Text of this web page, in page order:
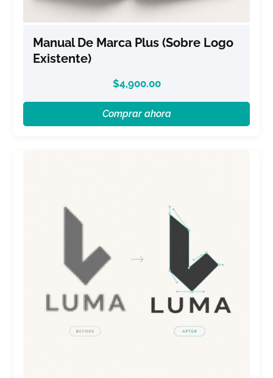
Manual De Marca Plus (sobre Logo
Existente)
$4,900.00
Comprar ahora